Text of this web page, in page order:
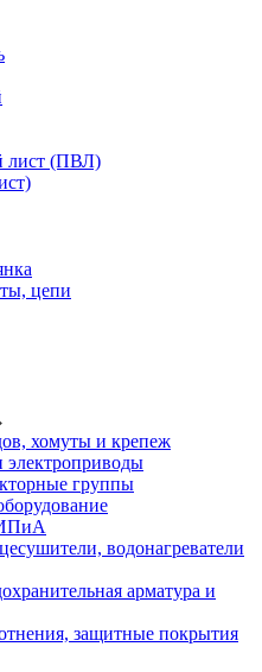
лист (ПВЛ)
цепи
хомуты и крепеж
электроприводы
группы
водонагреватели
арматура и
защитные покрытия